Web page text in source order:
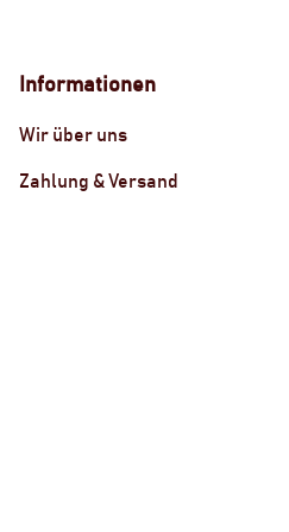
Informationen
Wir über uns
Zahlung & Versand